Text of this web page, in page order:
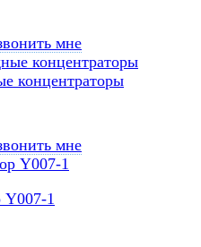
мне
концентраторы
мне
Y007-1